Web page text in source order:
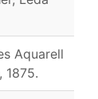
Aquarell
1875.